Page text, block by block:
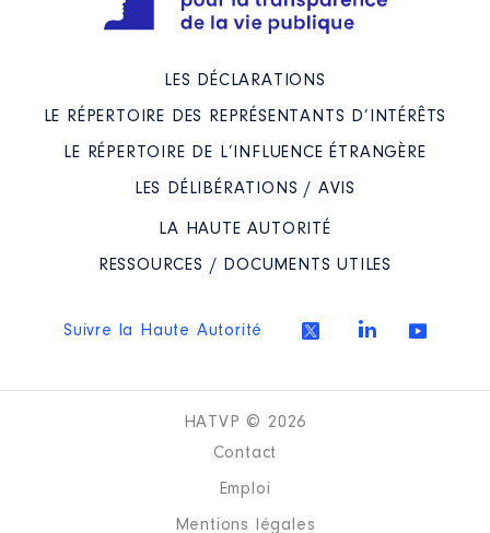
LES DÉCLARATIONS
LE RÉPERTOIRE DES REPRÉSENTANTS D’INTÉRÊTS
LE RÉPERTOIRE DE L’INFLUENCE ÉTRANGÈRE
LES DÉLIBÉRATIONS / AVIS
LA HAUTE AUTORITÉ
RESSOURCES / DOCUMENTS UTILES
Suivre la Haute Autorité
HATVP © 2026
Contact
Emploi
Mentions légales